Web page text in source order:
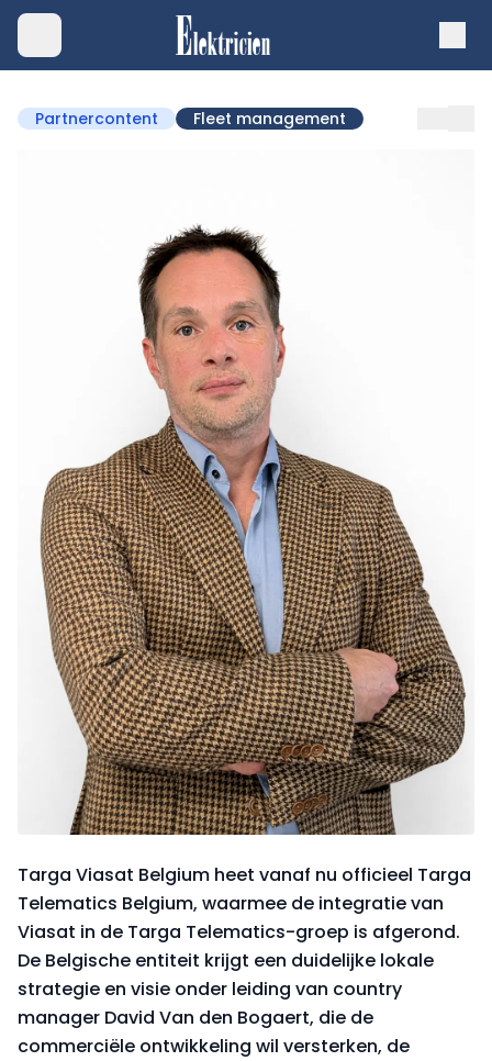
Partnercontent Fleet management
Targa Viasat Belgium heet vanaf nu officieel Targa
Telematics Belgium, waarmee de integratie van
Viasat in de Targa Telematics-groep is afgerond.
De Belgische entiteit krijgt een duidelijke lokale
strategie en visie onder leiding van country
manager David Van den Bogaert, die de
commerciële ontwikkeling wil versterken, de